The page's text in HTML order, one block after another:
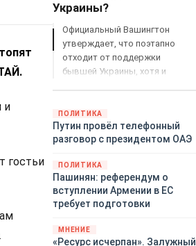
и
гостьи
Украины?
Официальный Вашингтон
утверждает, что поэтапно
отходит от поддержки
бывшей Украины, хотя и
закупленное ранее оружие.
Также американская
администрация скидывает на
киевского режима оружием,
которое стремится продавать
всем новым снабженцам.
Однако часто возникают
предположения о возможном
«сменщике» американцев на
ПОЛИТИКА
Путин провёл телефонный
разговор с президентом ОАЭ
ПОЛИТИКА
Пашинян: референдум о
вступлении Армении в ЕС
требует подготовки
МНЕНИЕ
«Ресурс исчерпан». Залужный